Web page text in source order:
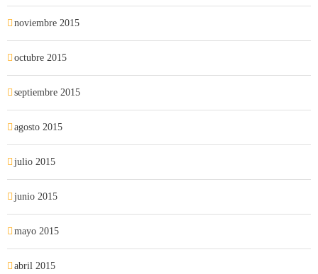
noviembre 2015
octubre 2015
septiembre 2015
agosto 2015
julio 2015
junio 2015
mayo 2015
abril 2015